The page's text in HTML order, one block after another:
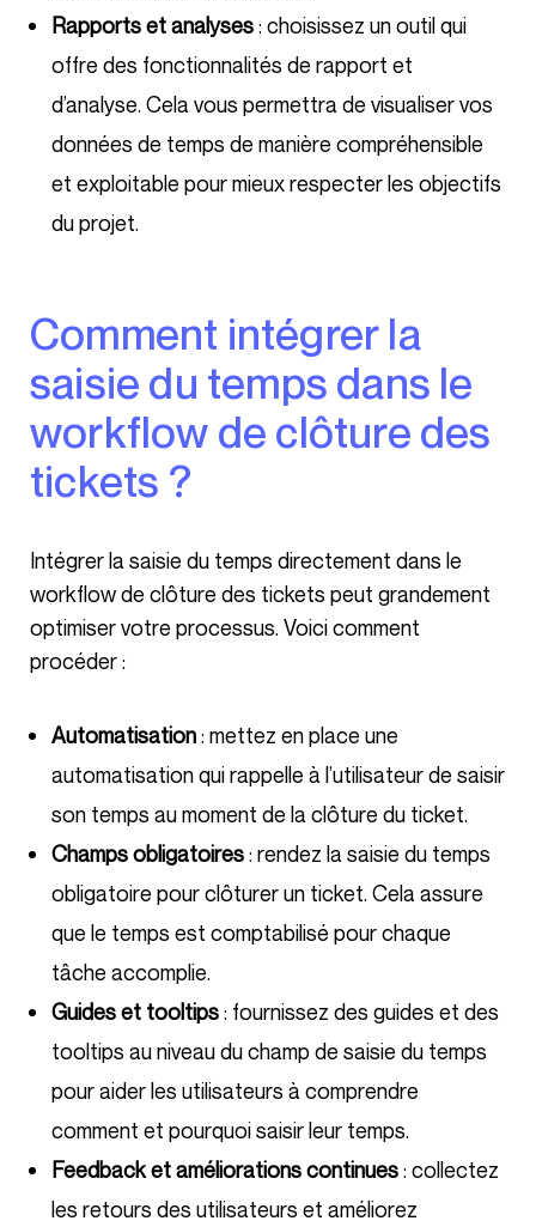
Rapports et analyses: choisissez un outil qui
offre des fonctionnalités de rapport et
d’analyse. Cela vous permettra de visualiser vos
données de temps de manière compréhensible
et exploitable pour mieux respecter les objectifs
du projet.
Comment intégrer la
saisie du temps dans le
workflow de clôture des
tickets ?
Intégrer la saisie du temps directement dans le
workflow de clôture des tickets peut grandement
optimiser votre processus. Voici comment
procéder :
Automatisation: mettez en place une
automatisation qui rappelle à l’utilisateur de saisir
son temps au moment de la clôture du ticket.
Champs obligatoires: rendez la saisie du temps
obligatoire pour clôturer un ticket. Cela assure
que le temps est comptabilisé pour chaque
tâche accomplie.
Guides et tooltips: fournissez des guides et des
tooltips au niveau du champ de saisie du temps
pour aider les utilisateurs à comprendre
comment et pourquoi saisir leur temps.
Feedback et améliorations continues: collectez
les retours des utilisateurs et améliorez